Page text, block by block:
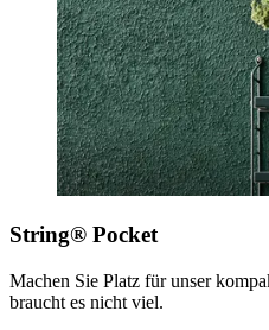
String® Pocket
Machen Sie Platz für unser
braucht es nicht viel.